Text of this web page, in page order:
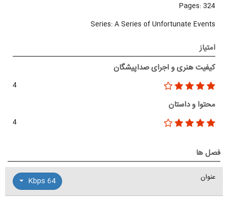
Pages: 324
Series: A Series of Unfortunate Events
امتیاز
کیفیت هنری و اجرای صداپیشگان
4
محتوا و داستان
4
فصل ها
عنوان 64 Kbps